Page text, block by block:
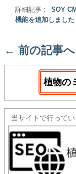
詳細記事 :
SOY
機能を追加しました
← 前の記事へ
植物の
当サイトで行って